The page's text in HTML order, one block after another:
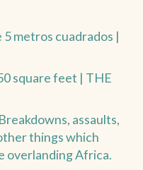
metros cuadrados |
square feet | THE
assaults,
things which
overlanding Africa.